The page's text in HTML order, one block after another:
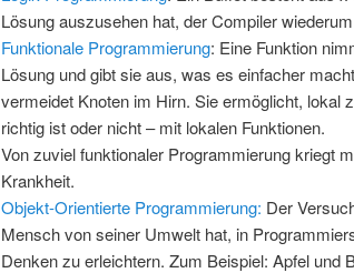
Lösung auszusehen hat, der Compiler
Funktionale Programmierung: Eine Funktion
Lösung und gibt sie aus, was es einfacher
vermeidet Knoten im Hirn. Sie ermöglicht, lokal
richtig ist oder nicht – mit lokalen Funktionen.
Von zuviel funktionaler Programmierung kriegt
Krankheit.
Objekt-Orientierte Programmierung: Der
Mensch von seiner Umwelt hat, in
Denken zu erleichtern. Zum Beispiel: Apfel und